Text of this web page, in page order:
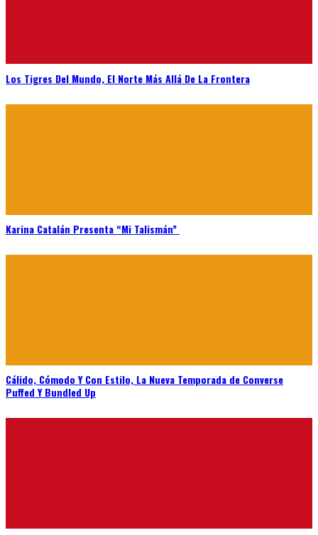
Los Tigres Del Mundo, El Norte Más Allá De La Frontera
Karina Catalán Presenta “Mi Talismán”
Cálido, Cómodo Y Con Estilo, La Nueva Temporada de Converse
Puffed Y Bundled Up